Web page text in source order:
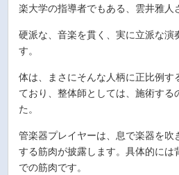
楽大学の指導者でもある、雲井雅人
硬派な、音楽を貫く、実に立派な演
す。
体は、まさにそんな人柄に正比例す
ており、整体師としては、施術する
た。
管楽器プレイヤーは、息で楽器を吹
する筋肉が披露します。具体的には
での筋肉です。